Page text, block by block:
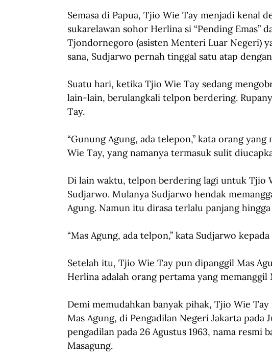
Semasa di Papua, Tjio Wie Tay menjadi kenal
sukarelawan sohor Herlina si “Pending Emas”
Tjondornegoro (asisten Menteri Luar Negeri)
sana, Sudjarwo pernah tinggal satu atap
Suatu hari, ketika Tjio Wie Tay sedang
lain-lain, berulangkali telpon berdering.
Tay.
“Gunung Agung, ada telepon,” kata orang
Wie Tay, yang namanya termasuk sulit
Di lain waktu, telpon berdering lagi untuk Tjio
Sudjarwo. Mulanya Sudjarwo hendak
Agung. Namun itu dirasa terlalu panjang
“Mas Agung, ada telpon,” kata Sudjarwo
Setelah itu, Tjio Wie Tay pun dipanggil Mas
Herlina adalah orang pertama yang memanggil
Demi memudahkan banyak pihak, Tjio Wie
Mas Agung, di Pengadilan Negeri Jakarta pada
pengadilan pada 26 Agustus 1963, nama resmi
Masagung.